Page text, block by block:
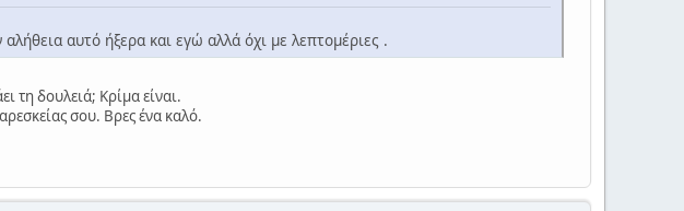
αυτό ήξερα και εγώ αλλά όχι με λεπτομέριες .
τη δουλειά; Κρίμα είναι.
σου. Βρες ένα καλό.